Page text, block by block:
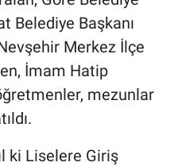
Belediye Başkanı
Merkez İlçe
İmam Hatip
mezunlar
ki Liselere Giriş